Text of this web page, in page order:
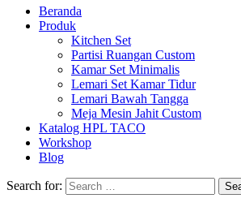
Beranda
Produk
Kitchen Set
Partisi Ruangan Custom
Kamar Set Minimalis
Lemari Set Kamar Tidur
Lemari Bawah Tangga
Meja Mesin Jahit Custom
Katalog HPL TACO
Workshop
Blog
Search for: